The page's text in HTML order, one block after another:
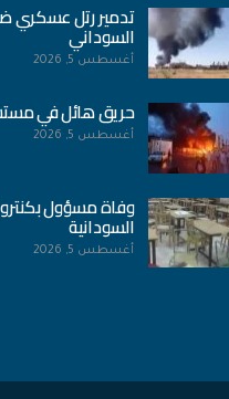
تدمير رتل عسكري
السوداني
أغسطس 5, 2026
حريق هائل في
أغسطس 5, 2026
وفاة مسؤول
السودانية
أغسطس 5, 2026